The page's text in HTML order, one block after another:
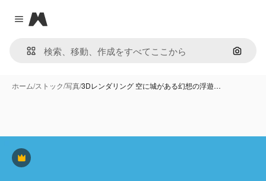
Close menu
Magnific
画像で
ホーム/ストック/写真/3Dレンダリング 空に城がある幻想の浮遊…
Premium